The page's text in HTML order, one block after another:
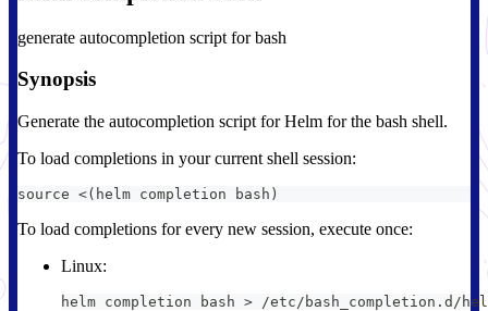
generate autocompletion script for bash
Synopsis
Generate the autocompletion script for Helm for the bash shell.
To load completions in your current shell session:
source <(helm completion bash)
To load completions for every new session, execute once:
Linux:
helm completion bash > /etc/bash_completion.d/